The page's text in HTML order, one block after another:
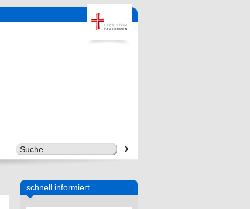
schnell informiert